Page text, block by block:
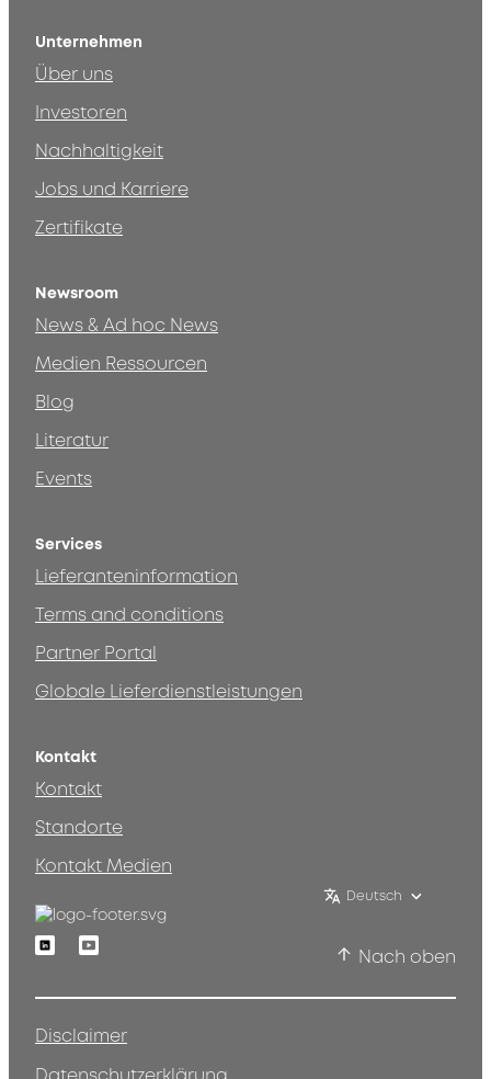
Unternehmen
Über uns
Investoren
Nachhaltigkeit
Jobs und Karriere
Zertifikate
Newsroom
News & Ad hoc News
Medien Ressourcen
Blog
Literatur
Events
Services
Lieferanteninformation
Terms and conditions
Partner Portal
Globale Lieferdienstleistungen
Kontakt
Kontakt
Standorte
Kontakt Medien
Deutsch
LinkedinYoutube
Nach oben
Disclaimer